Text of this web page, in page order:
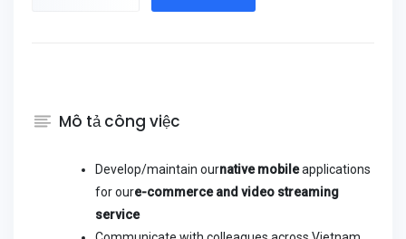
Mô tả công việc
Develop/maintain ournative mobileapplications
for oure-commerce and video streaming
service